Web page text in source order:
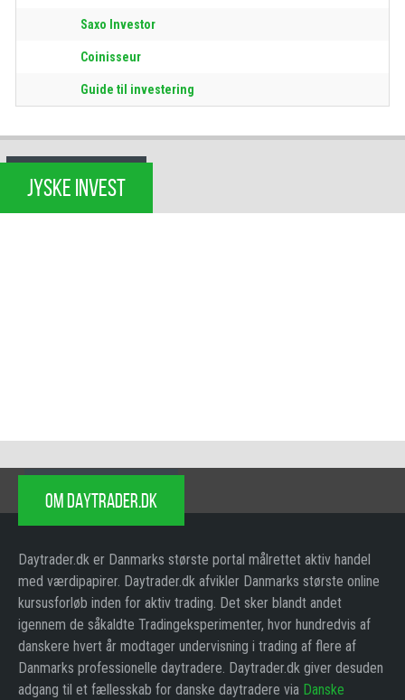
Saxo Investor
Coinisseur
Guide til investering
JYSKE INVEST
OM DAYTRADER.DK
Daytrader.dk er Danmarks største portal målrettet aktiv handel
med værdipapirer. Daytrader.dk afvikler Danmarks største online
kursusforløb inden for aktiv trading. Det sker blandt andet
igennem de såkaldte Tradingeksperimenter, hvor hundredvis af
danskere hvert år modtager undervisning i trading af flere af
Danmarks professionelle daytradere. Daytrader.dk giver desuden
adgang til et fællesskab for danske daytradere via Danske